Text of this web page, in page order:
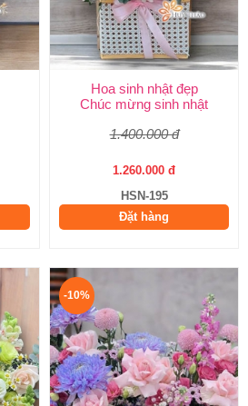
Hoa sinh nhật đẹp
Chúc mừng sinh nhật
1.400.000 đ
1.260.000 đ
HSN-195
Đặt hàng
-10%